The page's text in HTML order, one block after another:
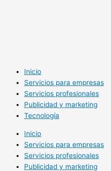
Inicio
Servicios para empresas
Servicios profesionales
Publicidad y marketing
Tecnología
Inicio
Servicios para empresas
Servicios profesionales
Publicidad y marketing